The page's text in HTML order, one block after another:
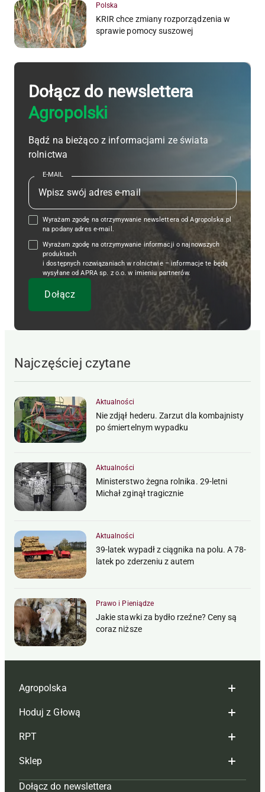
Polska
KRIR chce zmiany rozporządzenia w
sprawie pomocy suszowej
Dołącz do newslettera
Agropolski
Bądź na bieżąco z informacjami ze świata
rolnictwa
E-MAIL
Wyrażam zgodę na otrzymywanie newslettera od Agropolska.pl
na podany adres e-mail.
Wyrażam zgodę na otrzymywanie informacji o najnowszych
produktach
i dostępnych rozwiązaniach w rolnictwie – informacje te będą
wysyłane od APRA sp. z o.o. w imieniu partnerów.
Najczęściej czytane
Aktualności
Nie zdjął hederu. Zarzut dla kombajnisty
po śmiertelnym wypadku
Aktualności
Ministerstwo żegna rolnika. 29-letni
Michał zginął tragicznie
Aktualności
39-latek wypadł z ciągnika na polu. A 78-
latek po zderzeniu z autem
Prawo i Pieniądze
Jakie stawki za bydło rzeźne? Ceny są
coraz niższe
Agropolska
Redakcja
Reklama
Tagi
Mapa serwisu
Hoduj z Głową
Hoduj z głową bydło
Hoduj z głową świnie
Prenumerata
RPT
Redakcja
Prenumerata
Sklep
Czasopisma i prenumerata
Dołącz do newslettera